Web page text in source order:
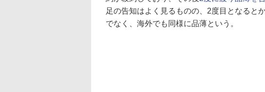
足の告知はよく見るものの、2度目となると
でなく、海外でも同様に品薄という。